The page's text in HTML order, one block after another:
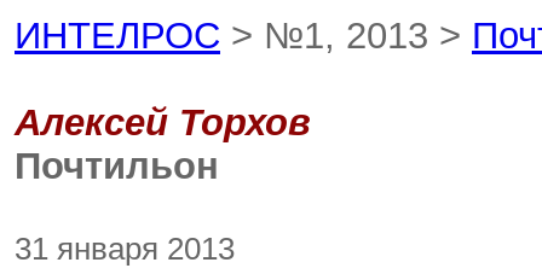
ИНТЕЛРОС > №1, 2013 >
Алексей Торхов
Почтильон
31 января 2013